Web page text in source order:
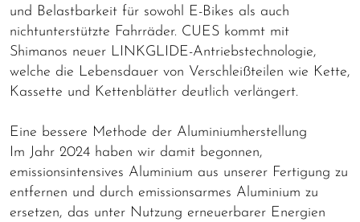
und Belastbarkeit für sowohl E-Bikes als auch
nichtunterstützte Fahrräder. CUES kommt mit
Shimanos neuer LINKGLIDE-Antriebstechnologie,
welche die Lebensdauer von Verschleißteilen wie Kette,
Kassette und Kettenblätter deutlich verlängert.
Eine bessere Methode der Aluminiumherstellung
Im Jahr 2024 haben wir damit begonnen,
emissionsintensives Aluminium aus unserer Fertigung zu
entfernen und durch emissionsarmes Aluminium zu
ersetzen, das unter Nutzung erneuerbarer Energien